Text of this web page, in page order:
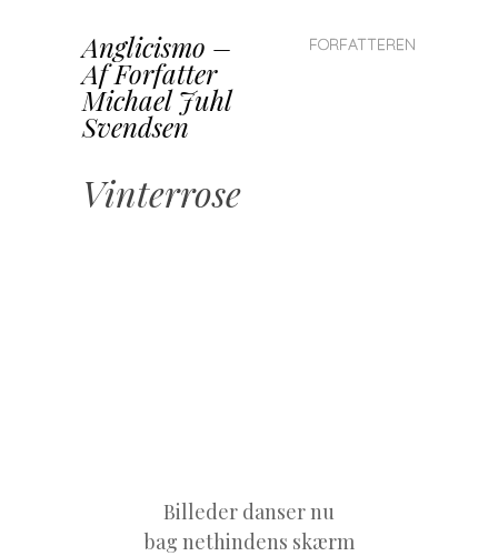
Anglicismo –
Af Forfatter
Michael Juhl
Svendsen
SKIP TO CONTENT
FORFATTEREN
Vinterrose
Billeder danser nu
bag nethindens skærm